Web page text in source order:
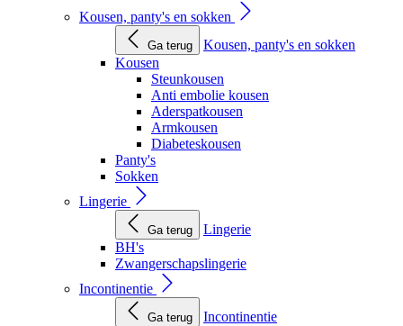
Kousen, panty's en sokken
Ga terug
Kousen, panty's en sokken
Kousen
Steunkousen
Anti embolie kousen
Aderspatkousen
Armkousen
Diabeteskousen
Panty's
Sokken
Lingerie
Ga terug
Lingerie
BH's
Zwangerschapslingerie
Incontinentie
Ga terug
Incontinentie